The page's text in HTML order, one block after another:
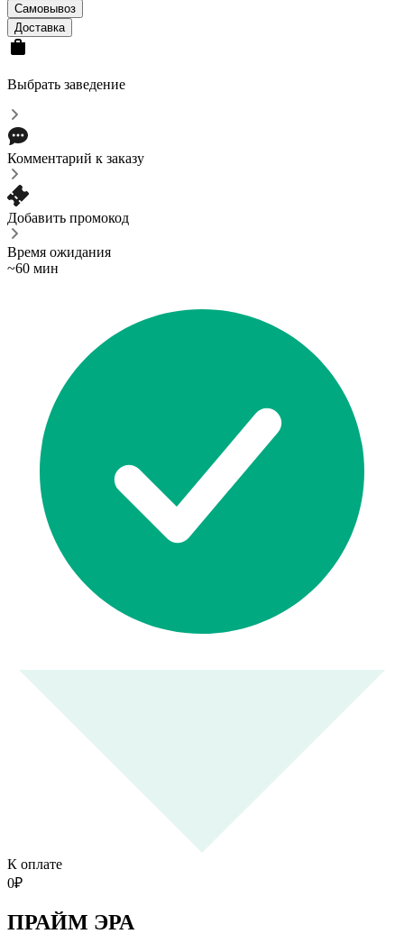
Самовывоз
Доставка
Выбрать заведение
Комментарий к заказу
Добавить промокод
Время ожидания
~60 мин
К оплате
0₽
ПРАЙМ ЭРА